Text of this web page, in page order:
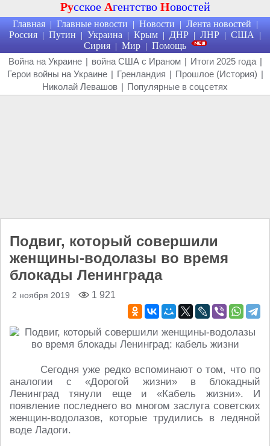
Русское Агентство Новостей
Главная | Главные новости | Новости | Лента новостей |
Россия | Путин | Украина | Крым | ДНР | ЛНР | США |
Сирия | Мир | Помощь
Война на Украине | война США с Ираном | Итоги 2025 года |
Герои войны на Украине | Гренландия | Прошлое (История) |
Николай Левашов | Популярные в соцсетях
Подвиг, который совершили
женщины-водолазы во время
блокады Ленинграда
2 ноября 2019 1 921
Сегодня уже редко вспоминают о том, что по
аналогии с «Дорогой жизни» в блокадный
Ленинград тянули еще и «Кабель жизни». И
появление последнего во многом заслуга советских
женщин-водолазов, которые трудились в ледяной
воде Ладоги.